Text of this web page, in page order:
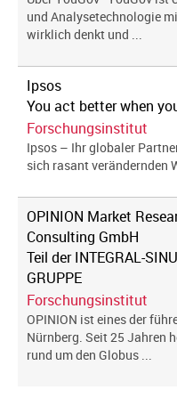
und Analysetechnologie
wirklich denkt und ...
Ipsos
You act better when
Forschungsinstitut
Ipsos – Ihr globaler
sich rasant verändernden
OPINION Market
Consulting GmbH
Teil der INTEGRAL-
GRUPPE
Forschungsinstitut
OPINION ist eines der
Nürnberg. Seit 25 Jahren
rund um den Globus ...